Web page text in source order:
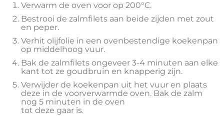
Verwarm de oven voor op 200°C.
Bestrooi de zalmfilets aan beide zijden met zout
en peper.
Verhit olijfolie in een ovenbestendige koekenpan
op middelhoog vuur.
Bak de zalmfilets ongeveer 3-4 minuten aan elke
kant tot ze goudbruin en knapperig zijn.
Verwijder de koekenpan uit het vuur en plaats
deze in de voorverwarmde oven. Bak de zalm
nog 5 minuten in de oven
tot deze gaar is.